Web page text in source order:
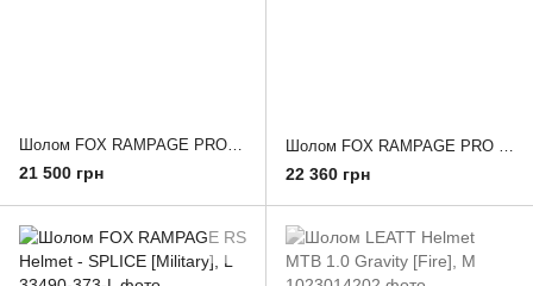
21 500 грн 22 360 грн